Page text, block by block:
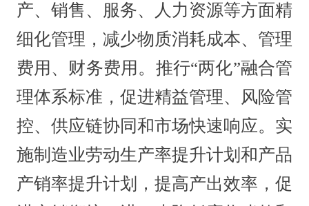
产、销售、服务、人力资源等方面精
细化管理，减少物质消耗成本、管理
费用、财务费用。推行“两化”融合管
理体系标准，促进精益管理、风险管
控、供应链协同和市场快速响应。实
施制造业劳动生产率提升计划和产品
产销率提升计划，提高产出效率，促